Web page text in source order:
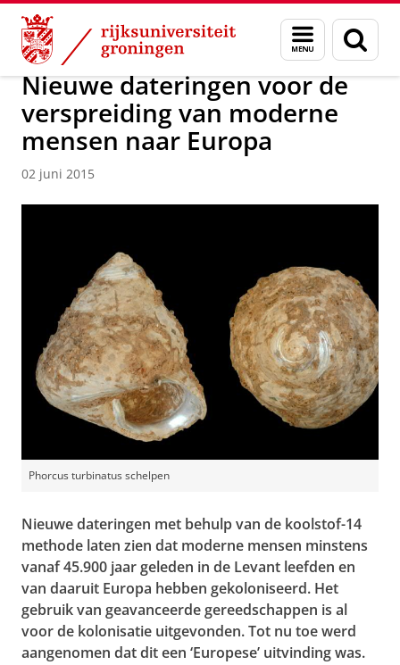
Skip
Content
Skip
Navigation
Menu
en
zoeken
Over ons Actueel Nieuws Nieuwsberichten
Nieuwe dateringen voor de
verspreiding van moderne
mensen naar Europa
02 juni 2015
Phorcus turbinatus schelpen
Nieuwe dateringen met behulp van de koolstof-14
methode laten zien dat moderne mensen minstens
vanaf 45.900 jaar geleden in de Levant leefden en
van daaruit Europa hebben gekoloniseerd. Het
gebruik van geavanceerde gereedschappen is al
voor de kolonisatie uitgevonden. Tot nu toe werd
aangenomen dat dit een ‘Europese’ uitvinding was.